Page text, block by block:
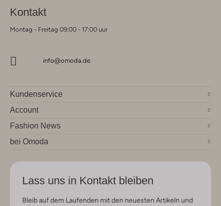
Kontakt
Montag - Freitag 09:00 - 17:00 uur
info@omoda.de
Kundenservice
Account
Fashion News
bei Omoda
Lass uns in Kontakt bleiben
Bleib auf dem Laufenden mit den neuesten Artikeln und